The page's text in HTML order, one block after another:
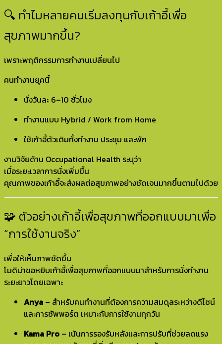
🔍 ทำไมหลายคนเริ่มลงทุนกับเก้าอี้เพื่อ
สุขภาพมากขึ้น?
เพราะพฤติกรรมการทำงานเปลี่ยนไป
คนทำงานยุคนี้
นั่งวันละ 6–10 ชั่วโมง
ทำงานแบบ Hybrid / Work from Home
ใช้เก้าอี้ตัวเดิมทั้งทำงาน ประชุม และพัก
งานวิจัยด้าน Occupational Health ระบุว่า
เมื่อระยะเวลาการนั่งเพิ่มขึ้น
คุณภาพของเก้าอี้จะส่งผลต่อสุขภาพอย่างชัดเจนมากขึ้นตามไปด้วย
🧩 ตัวอย่างเก้าอี้เพื่อสุขภาพที่ออกแบบมาเพื่อ
“การใช้งานจริง”
เพื่อให้เห็นภาพชัดขึ้น
โมดิน่าขอหยิบเก้าอี้เพื่อสุขภาพที่ออกแบบมาสำหรับการนั่งทำงาน
ระยะยาวโดยเฉพาะ
Anya – สำหรับคนทำงานที่ต้องการความสมดุลระหว่างดีไซน์
และการซัพพอร์ต เหมาะกับการใช้งานทุกวัน
Kama Pro – เน้นการรองรับหลังและการปรับที่ช่วยลดแรง